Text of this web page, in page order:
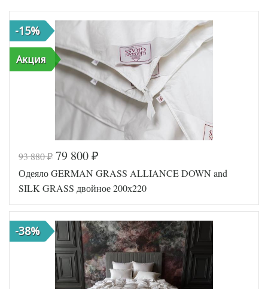
Акция
-15%
93 880₽ 79 800 ₽
Одеяло GERMAN GRASS ALLIANCE DOWN and
SILK GRASS двойное 200х220
-38%